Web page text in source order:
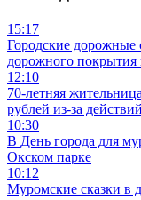
15:17
Городские дорожные
дорожного покрытия
12:10
70-летняя
рублей из-за
10:30
В День города для
Окском парке
10:12
Муромские сказки в